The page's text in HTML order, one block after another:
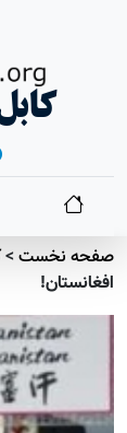
صفحه نخست>
افغانستان!